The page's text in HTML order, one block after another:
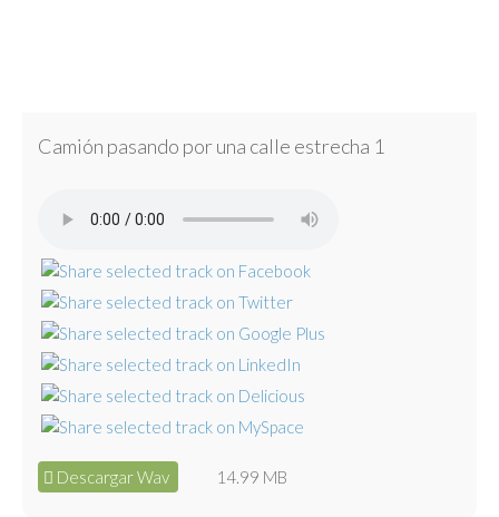
Camión pasando por una calle estrecha 1
Descargar Wav 14.99 MB